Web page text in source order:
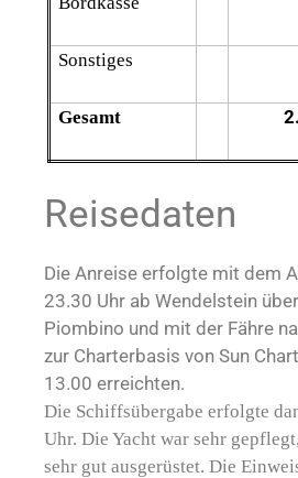
Sonstiges
Gesamt
Reisedaten
Die Anreise erfolgte mit dem
23.30 Uhr ab Wendelstein
Piombino und mit der Fähre
zur Charterbasis von Sun
13.00 erreichten.
Die Schiffsübergabe erfolgte
Uhr. Die Yacht war sehr
sehr gut ausgerüstet. Die